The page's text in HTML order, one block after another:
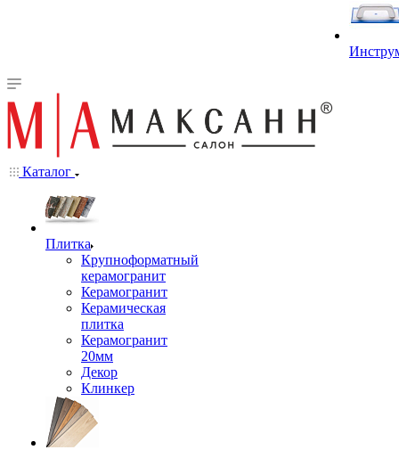
Каталог
Плитка
Крупноформатный
керамогранит
Керамогранит
Керамическая
плитка
Керамогранит
20мм
Декор
Клинкер